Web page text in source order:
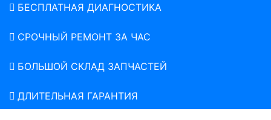
БЕСПЛАТНАЯ ДИАГНОСТИКА
СРОЧНЫЙ РЕМОНТ ЗА ЧАС
БОЛЬШОЙ СКЛАД ЗАПЧАСТЕЙ
ДЛИТЕЛЬНАЯ ГАРАНТИЯ